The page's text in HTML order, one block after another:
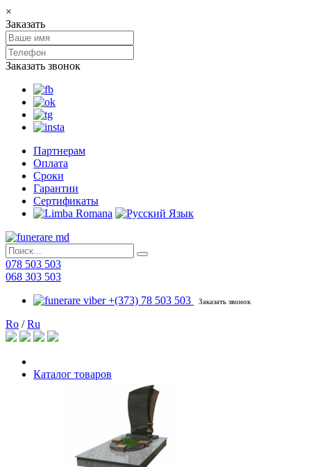
×
Заказать
Заказать звонок
Партнерам
Оплата
Сроки
Гарантии
Сертификаты
078 503 503
068 303 503
+(373) 78 503 503
Заказать звонок
Ro /Ru
Каталог товаров